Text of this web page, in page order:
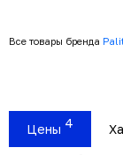
Все товары бренда
Цены 4